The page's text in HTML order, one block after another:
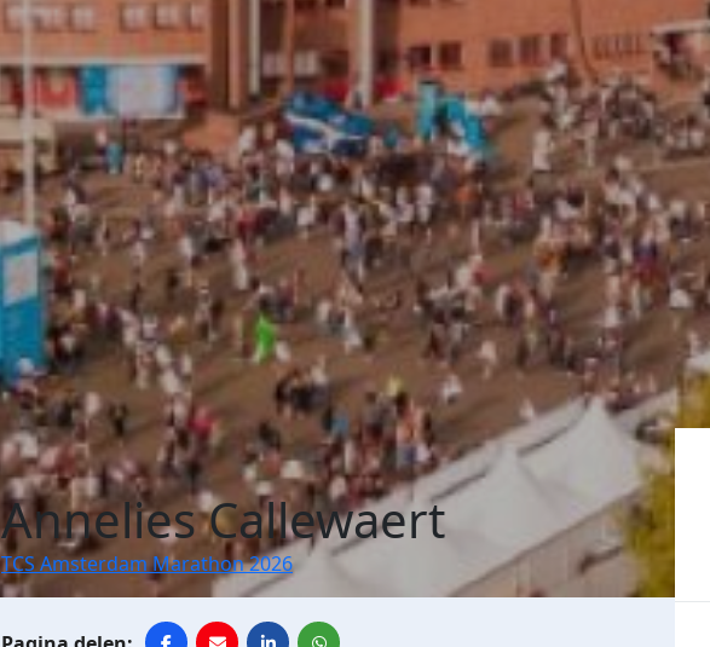
Annelies Callewaert
TCS Amsterdam Marathon 2026